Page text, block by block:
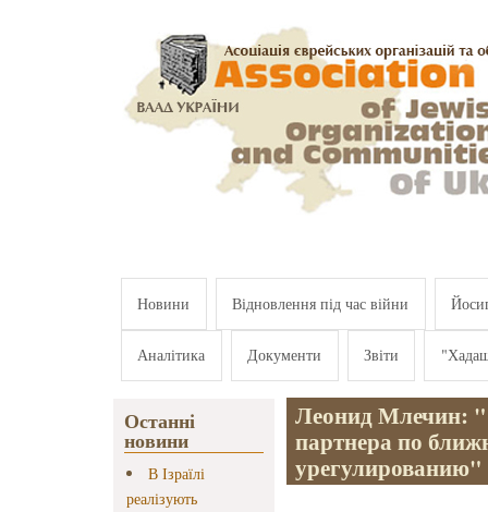
Новини Відновлення під час війни
Аналітика Документи Звіти
Останні
новини
В Ізраїлі
реалізують
Леонид Млечин:
партнера по
урегулированию"